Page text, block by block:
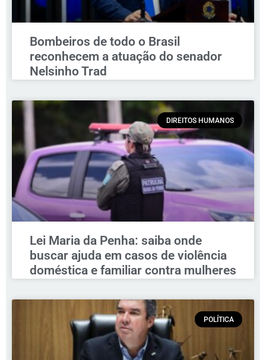
Bombeiros de todo o Brasil
reconhecem a atuação do senador
Nelsinho Trad
DIREITOS HUMANOS
Lei Maria da Penha: saiba onde
buscar ajuda em casos de violência
doméstica e familiar contra mulheres
POLÍTICA